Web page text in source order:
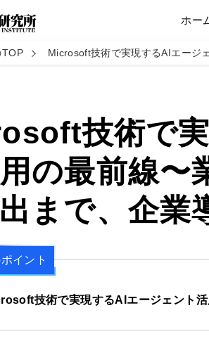
ホー
TOP Microsoft技術で実現するAIエージ
技術で
用の最前線
まで、企業
イント
技術で実現するAIエージェント